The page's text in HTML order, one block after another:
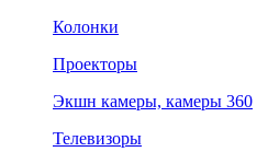
Колонки
Проекторы
Экшн камеры, камеры 360
Телевизоры